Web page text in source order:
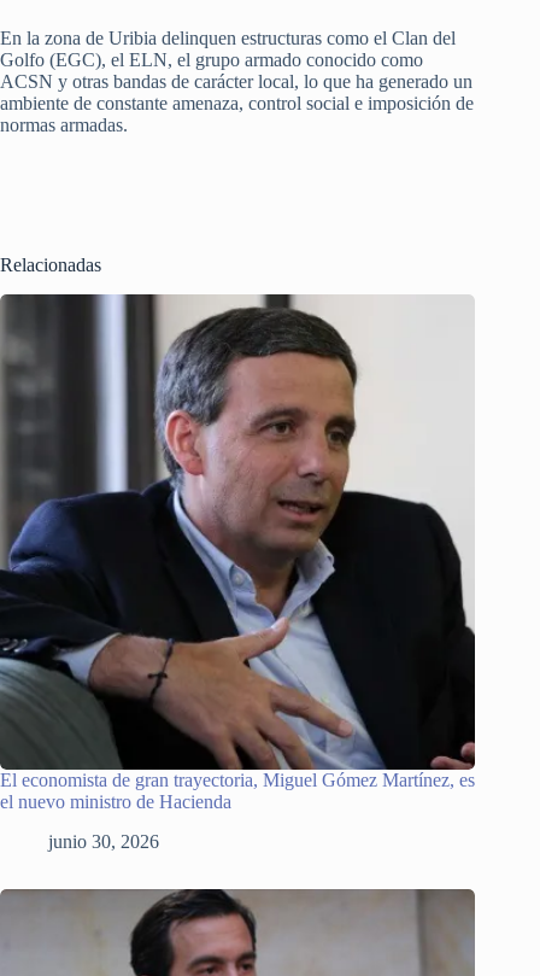
En la zona de Uribia delinquen estructuras como el Clan del
Golfo (EGC), el ELN, el grupo armado conocido como
ACSN y otras bandas de carácter local, lo que ha generado un
ambiente de constante amenaza, control social e imposición de
normas armadas.
Relacionadas
El economista de gran trayectoria, Miguel Gómez Martínez, es
el nuevo ministro de Hacienda
junio 30, 2026